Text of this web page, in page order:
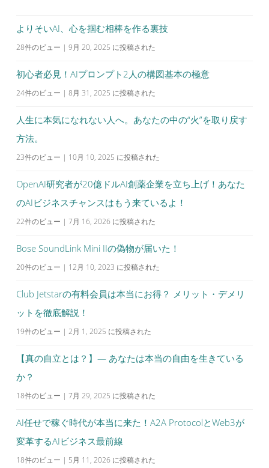
ョ
ン
よりそいAI、心を掴む相棒を作る裏技
28件のビュー | 9月 20, 2025 に投稿された
初心者必見！AIプロンプト2人の構図基本の極意
24件のビュー | 8月 31, 2025 に投稿された
人生に本気になれない人へ。あなたの中の“火”を取り戻す
方法。
23件のビュー | 10月 10, 2025 に投稿された
OpenAI研究者が20億ドルAI創薬企業を立ち上げ！あなた
のAIビジネスチャンスはもう来ているよ！
22件のビュー | 7月 16, 2026 に投稿された
Bose SoundLink Mini IIの偽物が届いた！
20件のビュー | 12月 10, 2023 に投稿された
Club Jetstarの有料会員は本当にお得？ メリット・デメリ
ットを徹底解説！
19件のビュー | 2月 1, 2025 に投稿された
【真の自立とは？】— あなたは本当の自由を生きている
か？
18件のビュー | 7月 29, 2025 に投稿された
AI任せで稼ぐ時代が本当に来た！A2A ProtocolとWeb3が
変革するAIビジネス最前線
18件のビュー | 5月 11, 2026 に投稿された